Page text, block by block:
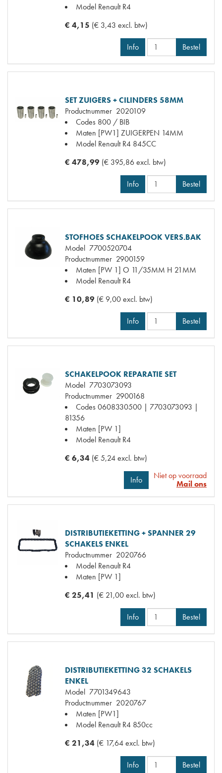
Model Renault R4
€ 4,15 (€ 3,43 excl. btw)
Info Bestel
SET ZUIGERS + CILINDERS 58MM
Productnummer 2020109
Codes 800 / BIB
Maten [PW1] ZUIGERPEN 14MM
Model Renault R4 845CC
€ 478,99 (€ 395,86 excl. btw)
Info Bestel
STOFHOES SCHAKELPOOK VERS.BAK
Model 7700520704
Productnummer 2900159
Maten [PW 1] O 11/35MM H 21MM
Model Renault R4
€ 10,89 (€ 9,00 excl. btw)
Info Bestel
SCHAKELPOOK REPARATIE SET
Model 7703073093
Productnummer 2900168
Codes0608330500 | 7703073093 |
81356
Maten [PW 1]
Model Renault R4
€ 6,34 (€ 5,24 excl. btw)
Info
Niet op voorraad
Mail ons
DISTRIBUTIEKETTING + SPANNER 29
SCHAKELS ENKEL
Productnummer 2020766
Model Renault R4
Maten [PW 1]
€ 25,41 (€ 21,00 excl. btw)
Info Bestel
DISTRIBUTIEKETTING 32 SCHAKELS
ENKEL
Model 7701349643
Productnummer 2020767
Maten [PW1]
Model Renault R4 850cc
€ 21,34 (€ 17,64 excl. btw)
Info Bestel